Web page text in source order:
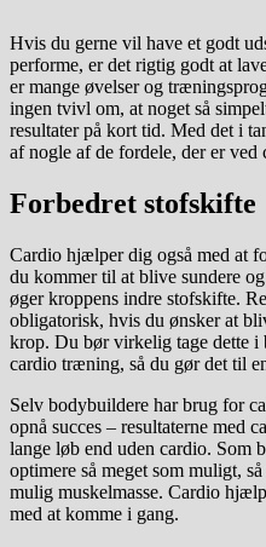
Hvis du gerne vil have et godt
performe, er det rigtig godt at
er mange øvelser og
ingen tvivl om, at noget så
resultater på kort tid. Med det i
af nogle af de fordele, der er
Forbedret stofskifte
Cardio hjælper dig også med at
du kommer til at blive sundere
øger kroppens indre stofskifte.
obligatorisk, hvis du ønsker at
krop. Du bør virkelig tage dette i
cardio træning, så du gør det til
Selv bodybuildere har brug for
opnå succes – resultaterne med
lange løb end uden cardio. Som
optimere så meget som muligt,
mulig muskelmasse. Cardio
med at komme i gang.